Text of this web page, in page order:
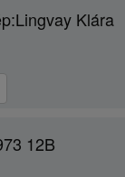
Klára
12B